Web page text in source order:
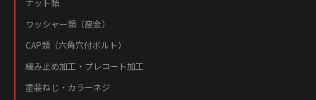
ナット類
ワッシャー類（座金）
CAP類（六角穴付ボルト）
緩み止め加工・プレコート加工
塗装ねじ・カラーネジ